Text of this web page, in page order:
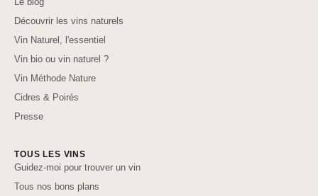
Découvrir les vins naturels
Vin Naturel, l'essentiel
Vin bio ou vin naturel ?
Vin Méthode Nature
Cidres & Poirés
Presse
TOUS LES VINS
Guidez-moi pour trouver un vin
Tous nos bons plans